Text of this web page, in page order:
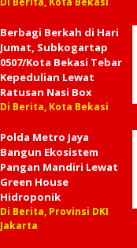
Berbagi Berkah di Hari
Jumat, Subkogartap
0507/Kota Bekasi Tebar
Kepedulian Lewat
Ratusan Nasi Box
Di Berita, Kota Bekasi
Polda Metro Jaya
Bangun Ekosistem
Pangan Mandiri Lewat
Green House
Hidroponik
Di Berita, Provinsi DKI
Jakarta